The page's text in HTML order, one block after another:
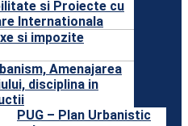
si Proiecte cu
Internationala
si impozite
Amenajarea
disciplina in
PUG – Plan Urbanistic